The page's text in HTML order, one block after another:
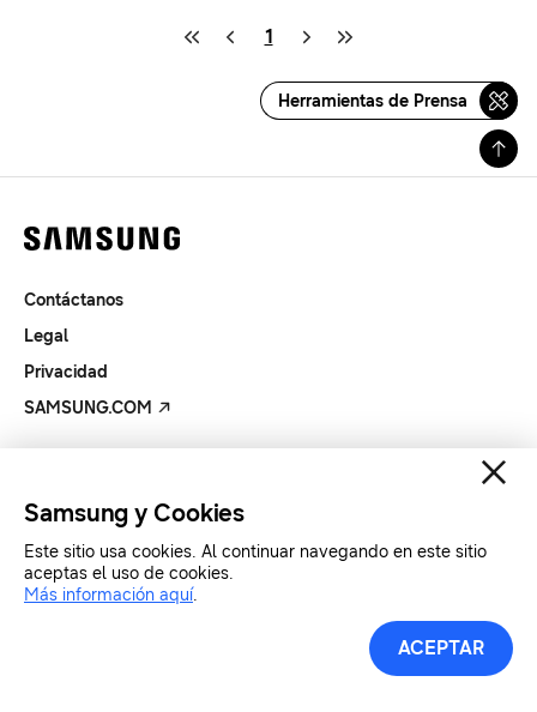
1
Herramientas de Prensa
Contáctanos
Legal
Privacidad
SAMSUNG.COM
Samsung y Cookies
Este sitio usa cookies. Al continuar navegando en este sitio
aceptas el uso de cookies.
Más información aquí.
ACEPTAR